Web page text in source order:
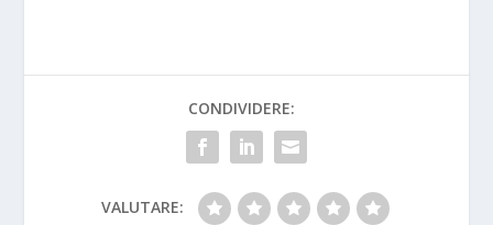
CONDIVIDERE:
VALUTARE: